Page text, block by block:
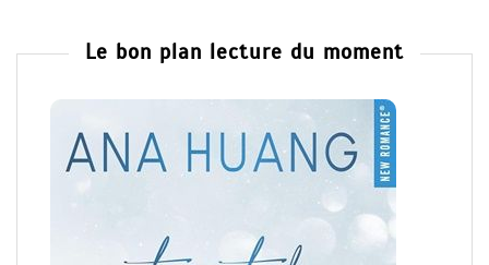
Le bon plan lecture du moment